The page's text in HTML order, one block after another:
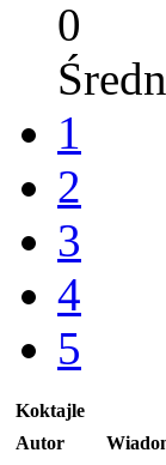
0
1
2
3
4
5
Koktajle
Autor